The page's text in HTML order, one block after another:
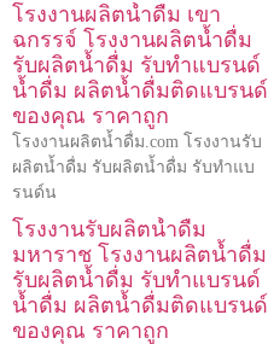
โรงงานผลิตน้ำดื่ม เขา
ฉกรรจ์ โรงงานผลิตน้ำดื่ม
รับผลิตน้ำดื่ม รับทำแบรนด์
น้ำดื่ม ผลิตน้ำดื่มติดแบรนด์
ของคุณ ราคาถูก
โรงงานผลิตน้ำดื่ม.com โรงงานรับ
ผลิตน้ำดื่ม รับผลิตน้ำดื่ม รับทำแบ
รนด์น
โรงงานรับผลิตน้ำดื่ม
มหาราช โรงงานผลิตน้ำดื่ม
รับผลิตน้ำดื่ม รับทำแบรนด์
น้ำดื่ม ผลิตน้ำดื่มติดแบรนด์
ของคุณ ราคาถูก